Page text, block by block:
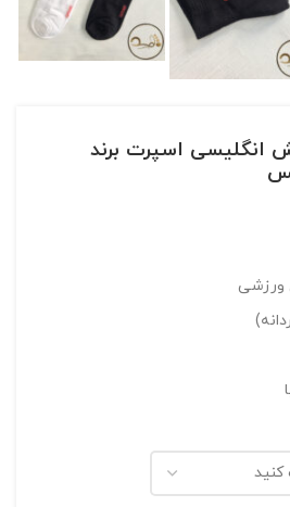
انگلیسی اسپرت برند
ورزشی